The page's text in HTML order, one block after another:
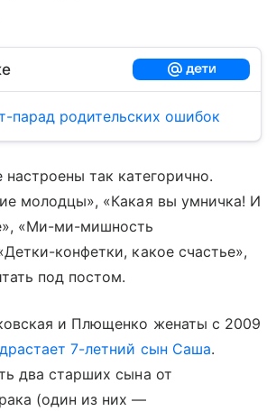
парад родительских ошибок
так категорично.
молодцы», «Какая вы умничка! И
«Ми-ми-мишность
конфетки, какое счастье»,
под постом.
и Плющенко женаты с 2009
7-летний сын Саша.
два старших сына от
(один из них —